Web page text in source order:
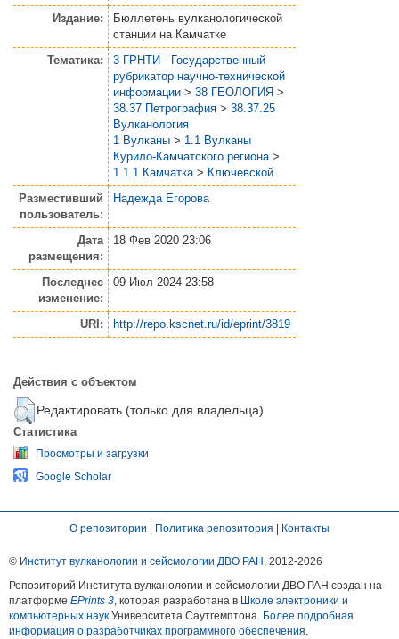
Издание:
Бюллетень вулканологической
станции на Камчатке
Тематика:
3 ГРНТИ - Государственный
рубрикатор научно-технической
информации > 38 ГЕОЛОГИЯ >
38.37 Петрография > 38.37.25
Вулканология
1 Вулканы > 1.1 Вулканы
Курило-Камчатского региона >
1.1.1 Камчатка > Ключевской
Разместивший
пользователь:
Надежда Егорова
Дата
размещения:
18 Фев 2020 23:06
Последнее
изменение:
09 Июл 2024 23:58
URI: http://repo.kscnet.ru/id/eprint/3819
Действия с объектом
Редактировать (только для владельца)
Статистика
Просмотры и загрузки
Google Scholar
О репозитории | Политика репозитория | Контакты
© Институт вулканологии и сейсмологии ДВО РАН , 2012-2026
Репозиторий Института вулканологии и сейсмологии ДВО РАН создан на
платформе EPrints 3 , которая разработана в Школе электроники и
компьютерных наук Университета Саутгемптона. Более подробная
информация о разработчиках программного обеспечения